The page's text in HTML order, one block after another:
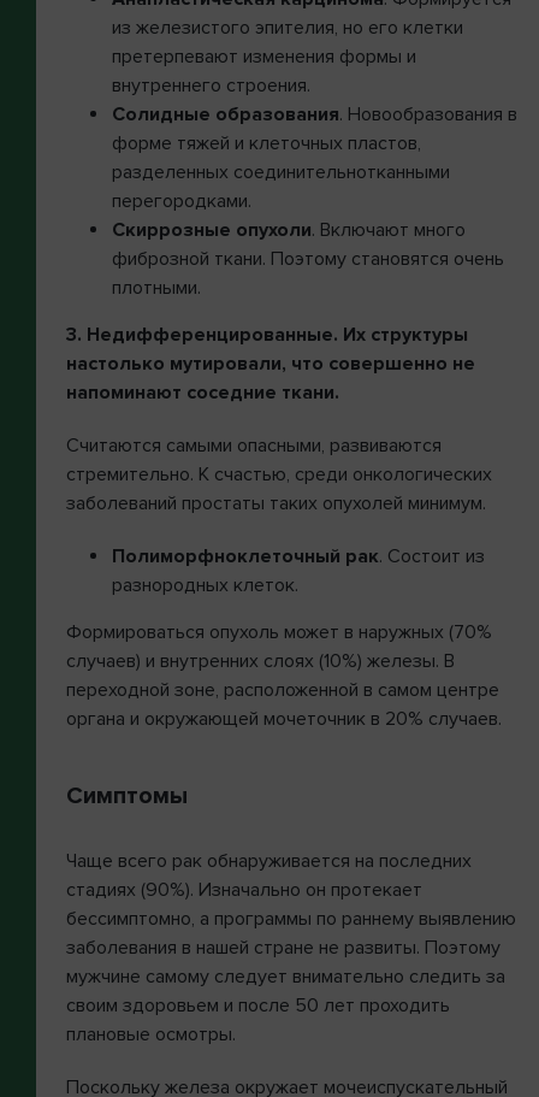
из железистого эпителия, но его клетки
претерпевают изменения формы и
внутреннего строения.
Солидные образования. Новообразования в
форме тяжей и клеточных пластов,
разделенных соединительнотканными
перегородками.
Скиррозные опухоли. Включают много
фиброзной ткани. Поэтому становятся очень
плотными.
3. Недифференцированные. Их структуры
настолько мутировали, что совершенно не
напоминают соседние ткани.
Считаются самыми опасными, развиваются
стремительно. К счастью, среди онкологических
заболеваний простаты таких опухолей минимум.
Полиморфноклеточный рак. Состоит из
разнородных клеток.
Формироваться опухоль может в наружных (70%
случаев) и внутренних слоях (10%) железы. В
переходной зоне, расположенной в самом центре
органа и окружающей мочеточник в 20% случаев.
Симптомы
Чаще всего рак обнаруживается на последних
стадиях (90%). Изначально он протекает
бессимптомно, а программы по раннему выявлению
заболевания в нашей стране не развиты. Поэтому
мужчине самому следует внимательно следить за
своим здоровьем и после 50 лет проходить
плановые осмотры.
Поскольку железа окружает мочеиспускательный